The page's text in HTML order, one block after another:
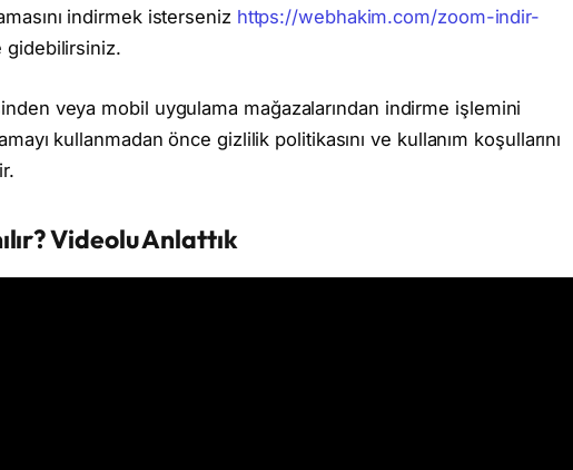
indirmek isterseniz https://webhakim.com/zoom-indir-
gidebilirsiniz.
veya mobil uygulama mağazalarından indirme işlemini
kullanmadan önce gizlilik politikasını ve kullanım koşullarını
Videolu Anlattık